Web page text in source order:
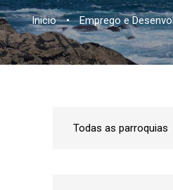
Inicio • Emprego e